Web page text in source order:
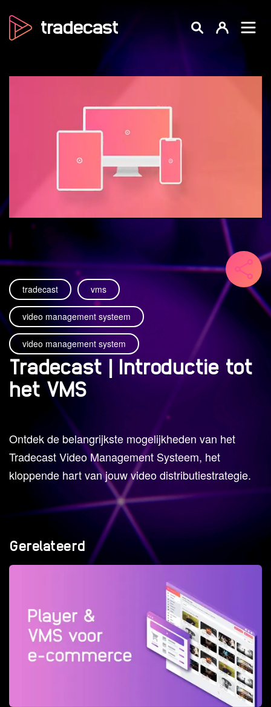
Tradecast | Introductie tot
het VMS
Ontdek de belangrijkste mogelijkheden van het
Tradecast Video Management Systeem, het
kloppende hart van jouw video distributiestrategie.
tradecast vms
video management systeem
video management system
Gerelateerd